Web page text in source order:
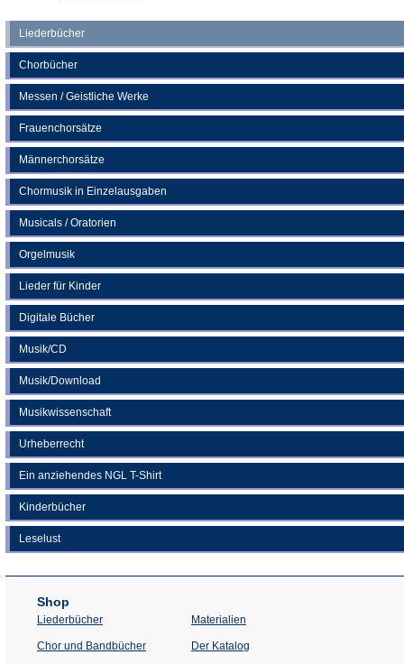
Liederbücher
Chorbücher
Messen / Geistliche Werke
Frauenchorsätze
Männerchorsätze
Chormusik in Einzelausgaben
Musicals / Oratorien
Orgelmusik
Lieder für Kinder
Digitale Bücher
Musik/CD
Musik/Download
Musikwissenschaft
Urheberrecht
Ein anziehendes NGL T-Shirt
Kinderbücher
Leselust
Shop
Liederbücher
Chor und Bandbücher
Materialien
Der Katalog